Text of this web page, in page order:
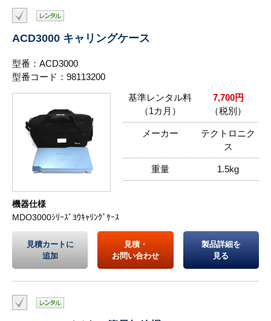
ACD3000 キャリングケース
型番：ACD3000
型番コード：98113200
基準レンタル料
（1カ月）
7,700円
（税別）
メーカー
テクトロニク
ス
重量 1.5kg
機器仕様
MDO3000ｼﾘｰｽﾞﾖｳｷｬﾘﾝｸﾞｹｰｽ
見積カートに
追加
見積・
お問い合わせ
製品詳細を
見る